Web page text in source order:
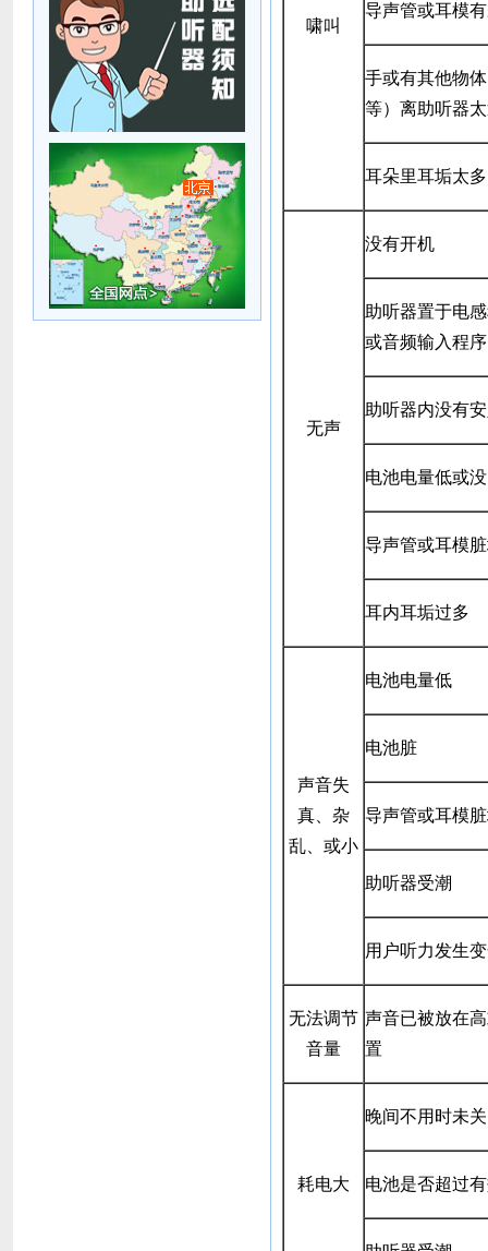
啸叫
导声管或耳模
手或有其他物
等）离助听器
耳朵里耳垢太多
无声
没有开机
助听器置于电
或音频输入程
助听器内没有
电池电量低或
导声管或耳模
耳内耳垢过多
声音失
真、杂
乱、或小
电池电量低
电池脏
导声管或耳模
助听器受潮
用户听力发生
无法调节
音量
声音已被放在
置
耗电大
晚间不用时未
电池是否超过